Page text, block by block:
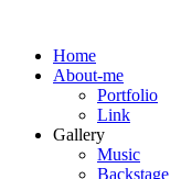
Home
About-me
Portfolio
Link
Gallery
Music
Backstage